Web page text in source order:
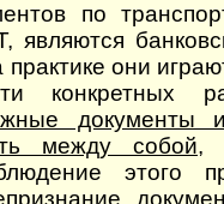
по
они
конкретных
документы
между собой,
этого